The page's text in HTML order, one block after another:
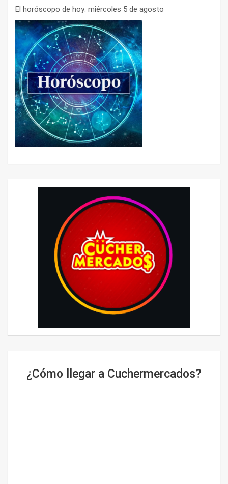
El horóscopo de hoy: miércoles 5 de agosto
¿Cómo llegar a Cuchermercados?